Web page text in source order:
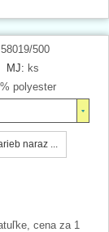
58019/500
MJ: ks
polyester
naraz ...
cena za 1